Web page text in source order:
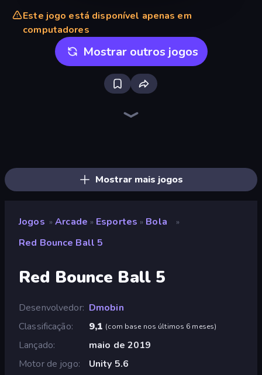
Este jogo está disponível apenas em
computadores
Mostrar outros jogos
Mostrar mais jogos
Jogos » Arcade » Esportes » Bola »
Red Bounce Ball 5
Red Bounce Ball 5
Desenvolvedor Dmobin
Classificação
9,1 (com base nos últimos 6 meses)
Lançado
maio de 2019
Motor de jogo
Unity 5.6